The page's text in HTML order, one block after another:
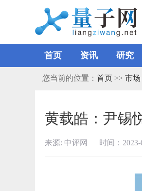
首页 资讯 研究
您当前的位置： 首页 >> 市场
黄载皓：尹锡
来源: 中评网 时间：2023-